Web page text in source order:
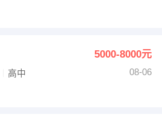
5000-8000元
高中
08-06